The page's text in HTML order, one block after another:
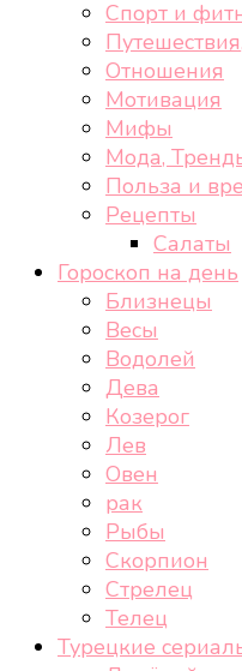
Спорт и
Отношения
Мотивация
Мифы
Мода,
Польза и
Рецепты
Салаты
Гороскоп на день
Близнецы
Весы
Водолей
Дева
Козерог
Лев
Овен
рак
Рыбы
Скорпион
Стрелец
Телец
Турецкие